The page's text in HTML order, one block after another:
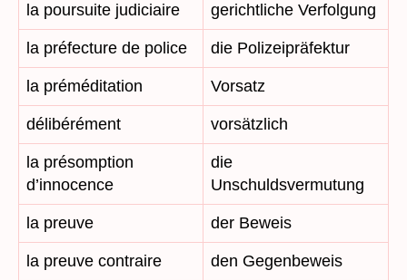
la poursuite judiciaire gerichtliche Verfolgung
la préfecture de police die Polizeipräfektur
la préméditation Vorsatz
délibérément vorsätzlich
la présomption
d’innocence
die
Unschuldsvermutung
la preuve der Beweis
la preuve contraire den Gegenbeweis